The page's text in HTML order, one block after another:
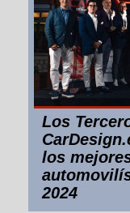
Los
los
2024